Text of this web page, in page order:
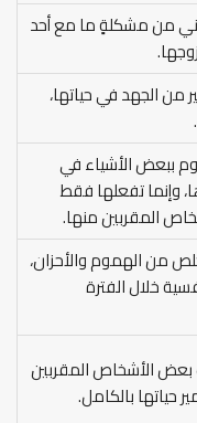
من مشكلةٍ ما مع أحد
من الجهد في حياتها،
ببعض الأشياء في
وإنما تفعلها فقط
المقربين منها.
من الهموم والأحزان،
خلال الفترة
الأشخاص المقربين
حياتها بالكامل.